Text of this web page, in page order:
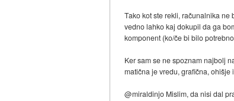
Tako kot ste rekli, računalnika
vedno lahko kaj dokupil da ga
komponent (ko/če bi bilo
Ker sam se ne spoznam najbolj
matična je vredu, grafična, ohišje
@miraldinjo Mislim, da nisi dal